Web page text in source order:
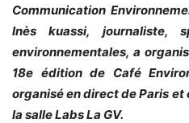
Communication
Inès kuassi, journaliste,
environnementales, a
18e édition de Café
organisé en direct de Paris
la salle Labs La GV.